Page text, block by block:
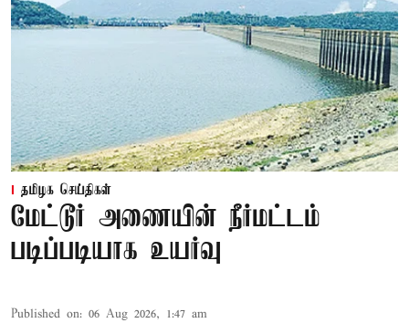
தமிழக செய்திகள்
மேட்டூர் அணையின் நீர்மட்டம்
படிப்படியாக உயர்வு
Published on: 06 Aug 2026, 1:47 am